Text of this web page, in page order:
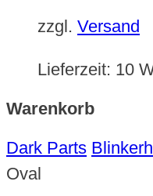
zzgl. Versand
Lieferzeit: 10
Warenkorb
Dark Parts
Oval